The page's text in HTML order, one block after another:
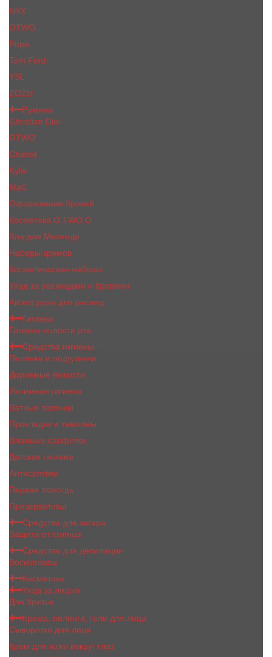
NYX
OTWO
Pupa
Tom Ford
YSL
ZOZU
Румяна
Christian Dior
OTWO
Сhanеl
Kylie
MaC
Оформление бровей
Косметика O.TWO.O
Хна для Мехенди
Наборы кремов
Косметические наборы
Уход за ресницами и бровями
Аксессуары для ресниц
Гигиена
Гигиена полости рта
Средства гигиены
Пелёнки и подгузники
Дорожные ёмкости
Интимная гигиена
Ватные палочки
Прокладки и тампоны
Влажные салфетки
Детская гигиена
Антисептики
Первая помощь
Презервативы
Средства для загара
Защита от солнца
Средства для депиляции
Воскоплавы
Косметика
Уход за лицом
Для бритья
Крема, пилинги, гели для лица
Сыворотки для лица
Крем для кожи вокруг глаз